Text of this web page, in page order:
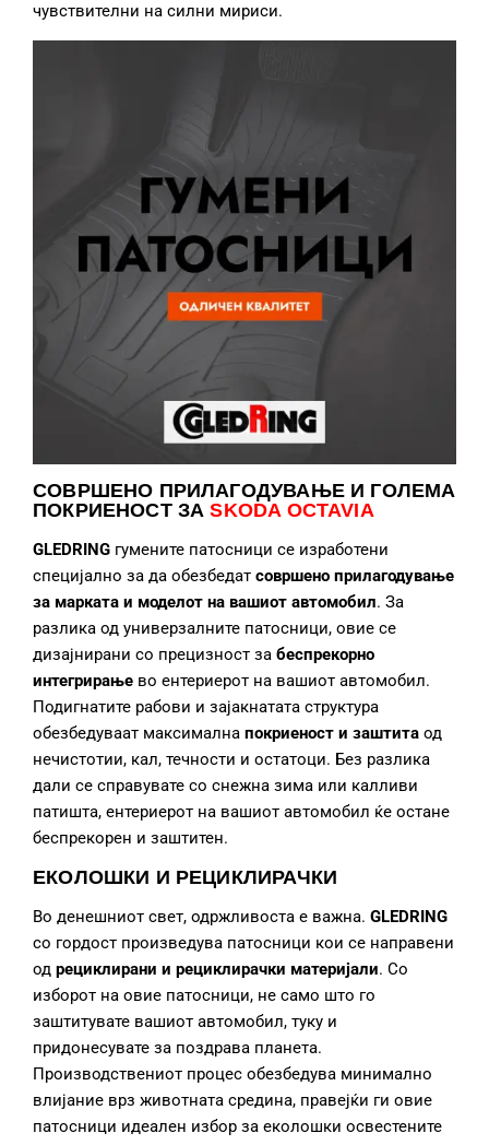
чувствителни на силни мириси.
СОВРШЕНО ПРИЛАГОДУВАЊЕ И ГОЛЕМА
ПОКРИЕНОСТ ЗАSKODA OCTAVIA
GLEDRING гумените патосници се изработени
специјално за да обезбедат совршено прилагодување
за марката и моделот на вашиот автомобил. За
разлика од универзалните патосници, овие се
дизајнирани со прецизност за беспрекорно
интегрирање во ентериерот на вашиот автомобил.
Подигнатите рабови и зајакнатата структура
обезбедуваат максимална покриеност и заштита од
нечистотии, кал, течности и остатоци. Без разлика
дали се справувате со снежна зима или калливи
патишта, ентериерот на вашиот автомобил ќе остане
беспрекорен и заштитен.
ЕКОЛОШКИ И РЕЦИКЛИРАЧКИ
Во денешниот свет, одржливоста е важна. GLEDRING
со гордост произведува патосници кои се направени
од рециклирани и рециклирачки материјали. Со
изборот на овие патосници, не само што го
заштитувате вашиот автомобил, туку и
придонесувате за поздрава планета.
Производствениот процес обезбедува минимално
влијание врз животната средина, правејќи ги овие
патосници идеален избор за еколошки освестените